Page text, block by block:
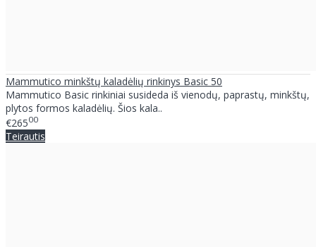
Mammutico minkštų kaladėlių rinkinys Basic 50
Mammutico Basic rinkiniai susideda iš vienodų, paprastų, minkštų,
plytos formos kaladėlių. Šios kala..
€26500
Teirautis